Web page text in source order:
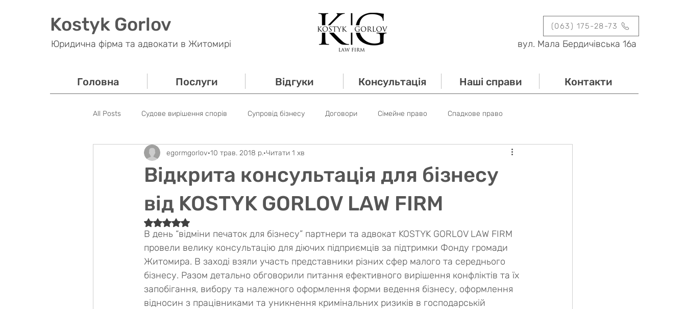
Kostyk Gorlov
Юридична фірма та адвокати в Житомирі
(063) 175-28-73
вул. Мала Бердичівська 16а
Головна Послуги Відгуки Консультація Наші справи Контакти
All Posts Судове вирішення спорів Супровід бізнесу Договори Сімейне право Спадкове право
Банківські спори Податкове право Трудове право
Кримінальне право Майнове право
Відкрита консультація для бізнесу
від KOSTYK GORLOV LAW FIRM
egormgorlov 10 трав. 2018 р. Читати 1 хв
Оцінка: NaN з 5 зірок.
В день “відміни печаток для бізнесу” партнери та адвокат KOSTYK GORLOV LAW FIRM
провели велику консультацію для діючих підприємців за підтримки Фонду громади
Житомира. В заході взяли участь представники різних сфер малого та середнього
бізнесу. Разом детально обговорили питання ефективного вирішення конфліктів та їх
запобігання, вибору та належного оформлення форми ведення бізнесу, оформлення
відносин з працівниками та уникнення кримінальних ризиків в господарській